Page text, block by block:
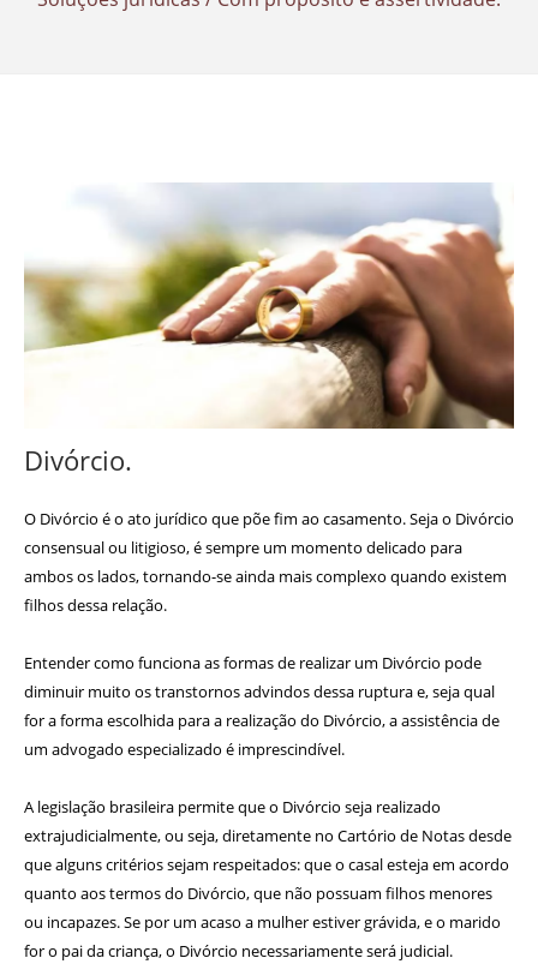
Divórcio.
O Divórcio é o ato jurídico que põe fim ao casamento. Seja o Divórcio
consensual ou litigioso, é sempre um momento delicado para
ambos os lados, tornando-se ainda mais complexo quando existem
filhos dessa relação.
Entender como funciona as formas de realizar um Divórcio pode
diminuir muito os transtornos advindos dessa ruptura e, seja qual
for a forma escolhida para a realização do Divórcio, a assistência de
um advogado especializado é imprescindível.
A legislação brasileira permite que o Divórcio seja realizado
extrajudicialmente, ou seja, diretamente no Cartório de Notas desde
que alguns critérios sejam respeitados: que o casal esteja em acordo
quanto aos termos do Divórcio, que não possuam filhos menores
ou incapazes. Se por um acaso a mulher estiver grávida, e o marido
for o pai da criança, o Divórcio necessariamente será judicial.